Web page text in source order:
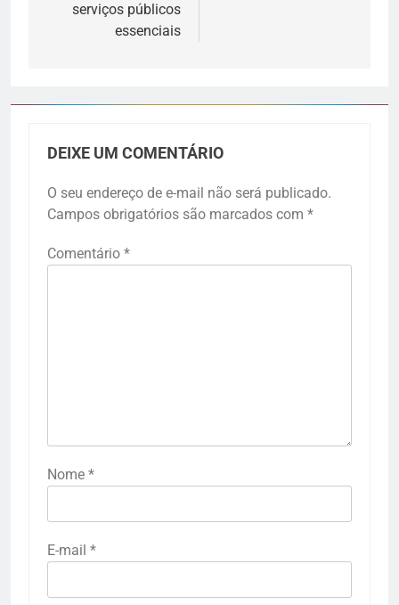
serviços públicos
essenciais
DEIXE UM COMENTÁRIO
O seu endereço de e-mail não será publicado.
Campos obrigatórios são marcados com *
Comentário *
Nome *
E-mail *